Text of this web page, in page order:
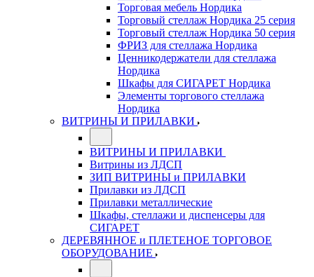
Торговая мебель Нордика
Торговый стеллаж Нордика 25 серия
Торговый стеллаж Нордика 50 серия
ФРИЗ для стеллажа Нордика
Ценникодержатели для стеллажа
Нордика
Шкафы для СИГАРЕТ Нордика
Элементы торгового стеллажа
Нордика
ВИТРИНЫ И ПРИЛАВКИ
ВИТРИНЫ И ПРИЛАВКИ
Витрины из ЛДСП
ЗИП ВИТРИНЫ и ПРИЛАВКИ
Прилавки из ЛДСП
Прилавки металлические
Шкафы, стеллажи и диспенсеры для
СИГАРЕТ
ДЕРЕВЯННОЕ и ПЛЕТЕНОЕ ТОРГОВОЕ
ОБОРУДОВАНИЕ